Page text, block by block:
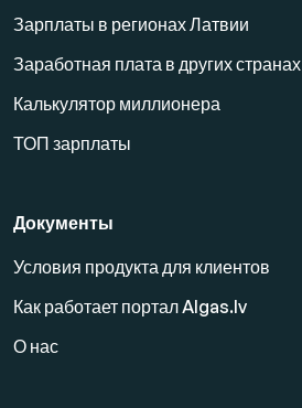
Зарплаты в регионах Латвии
Заработная плата в других странах
Калькулятор миллионера
ТОП зарплаты
Документы
Условия продукта для клиентов
Как работает портал Algas.lv
О нас